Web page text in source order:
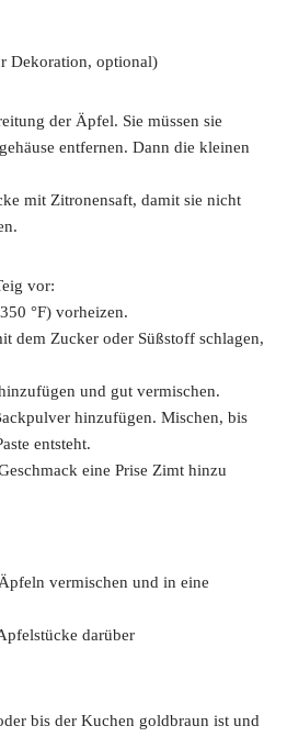
Dekoration, optional)
der Äpfel. Sie müssen sie
entfernen. Dann die kleinen
mit Zitronensaft, damit sie nicht
vor:
°F) vorheizen.
dem Zucker oder Süßstoff schlagen,
und gut vermischen.
hinzufügen. Mischen, bis
entsteht.
eine Prise Zimt hinzu
vermischen und in eine
darüber
bis der Kuchen goldbraun ist und